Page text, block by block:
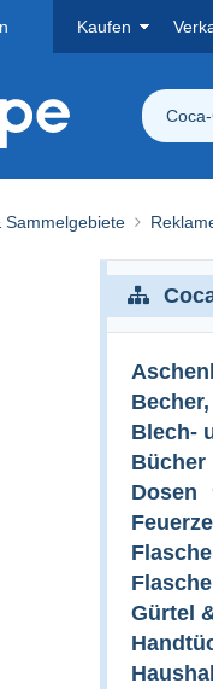
Kaufen
Sammelgebiete
Blech-
Bücher
Dosen
Gürtel